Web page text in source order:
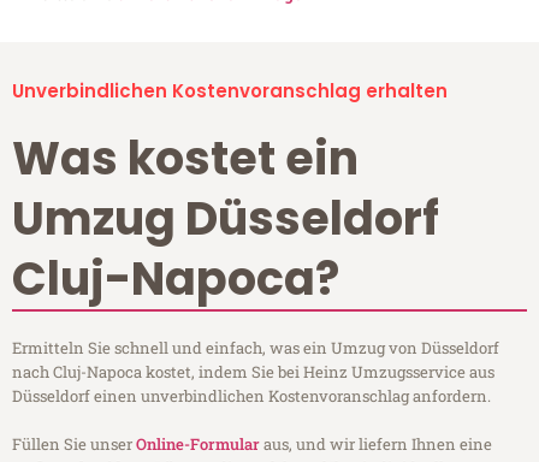
Unverbindlichen Kostenvoranschlag erhalten
Was kostet ein
Umzug Düsseldorf
Cluj-Napoca?
Ermitteln Sie schnell und einfach, was ein Umzug von Düsseldorf
nach Cluj-Napoca kostet, indem Sie bei Heinz Umzugsservice aus
Düsseldorf einen unverbindlichen Kostenvoranschlag anfordern.
Füllen Sie unserOnline-Formularaus, und wir liefern Ihnen eine